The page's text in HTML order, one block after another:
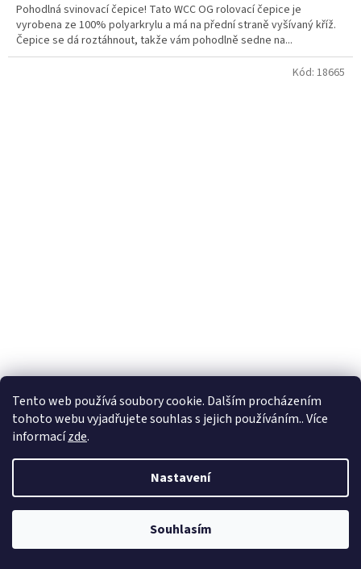
Tento web používá soubory cookie. Dalším procházením
tohoto webu vyjadřujete souhlas s jejich používáním.. Více
informacízde.
Nastavení
Souhlasím
Pohodlná svinovací čepice! Tato WCC OG rolovací čepice je
vyrobena ze 100% polyarkrylu a má na přední straně vyšívaný kříž.
Čepice se dá roztáhnout, takže vám pohodlně sedne na...
Kulich WESTCOAST CHOPPERS WCC OG ROLL-UP BEANIE
DARK ORANGE
Kód: 18665